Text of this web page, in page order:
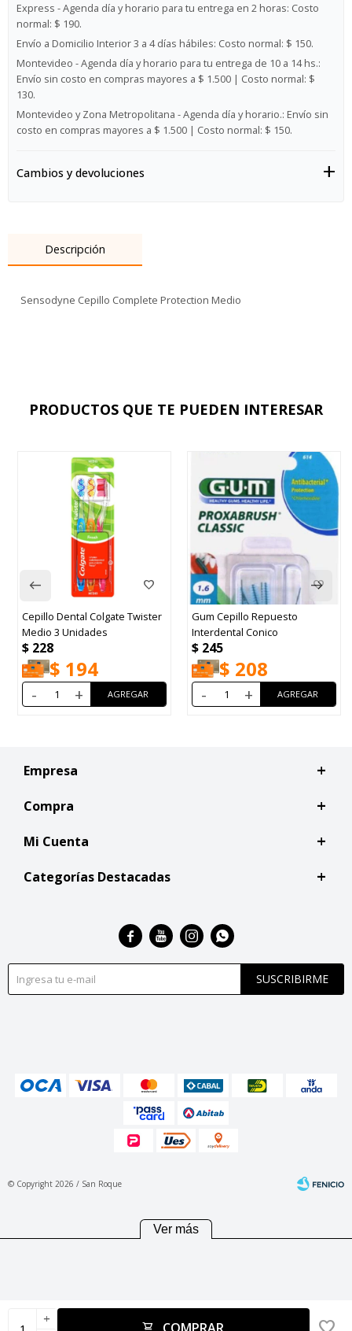
add
Express - Agenda día y horario para tu entrega en 2 horas: Costo
normal: $ 190.
Envío a Domicilio Interior 3 a 4 días hábiles: Costo normal: $ 150.
Montevideo - Agenda día y horario para tu entrega de 10 a 14 hs.:
Envío sin costo en compras mayores a $ 1.500 | Costo normal: $
130.
Montevideo y Zona Metropolitana - Agenda día y horario.: Envío sin
costo en compras mayores a $ 1.500 | Costo normal: $ 150.
Cambios y devoluciones
Descripción
Sensodyne Cepillo Complete Protection Medio
PRODUCTOS QUE TE PUEDEN INTERESAR
Cepillo Dental Colgate Twister
Medio 3 Unidades
$ 228
$ 194
- +
Gum Cepillo Repuesto
Interdental Conico
$ 245
$ 208
- +
Empresa
Compra
Mi Cuenta
Categorías Destacadas
SUSCRIBIRME
   
© Copyright 2026 / San Roque
Ver más